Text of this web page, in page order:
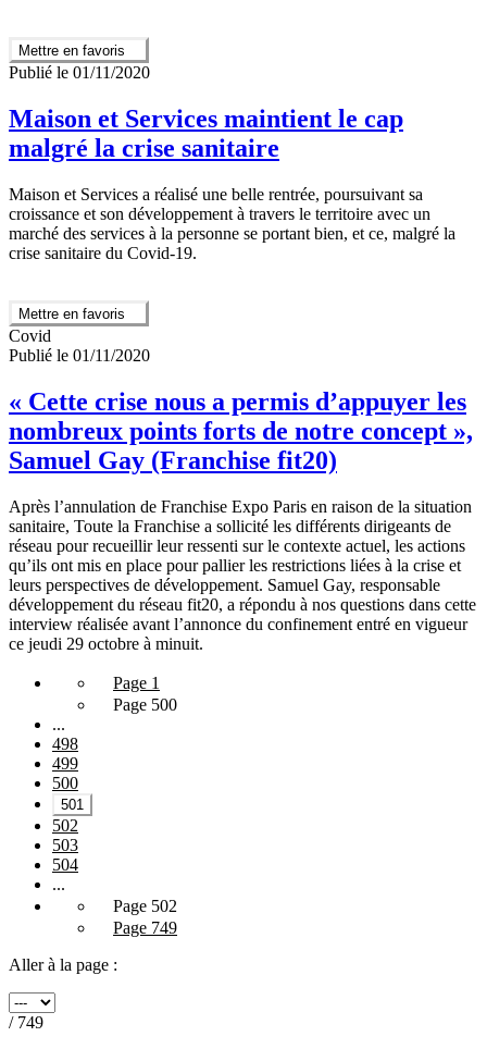
Mettre en favoris
Publié le 01/11/2020
Maison et Services maintient le cap
malgré la crise sanitaire
Maison et Services a réalisé une belle rentrée, poursuivant sa
croissance et son développement à travers le territoire avec un
marché des services à la personne se portant bien, et ce, malgré la
crise sanitaire du Covid-19.
Mettre en favoris
Covid
Publié le 01/11/2020
« Cette crise nous a permis d’appuyer les
nombreux points forts de notre concept »,
Samuel Gay (Franchise fit20)
Après l’annulation de Franchise Expo Paris en raison de la situation
sanitaire, Toute la Franchise a sollicité les différents dirigeants de
réseau pour recueillir leur ressenti sur le contexte actuel, les actions
qu’ils ont mis en place pour pallier les restrictions liées à la crise et
leurs perspectives de développement. Samuel Gay, responsable
développement du réseau fit20, a répondu à nos questions dans cette
interview réalisée avant l’annonce du confinement entré en vigueur
ce jeudi 29 octobre à minuit.
Page 1
Page 500
...
498
499
500
501
502
503
504
...
Page 502
Page 749
Aller à la page :
/ 749